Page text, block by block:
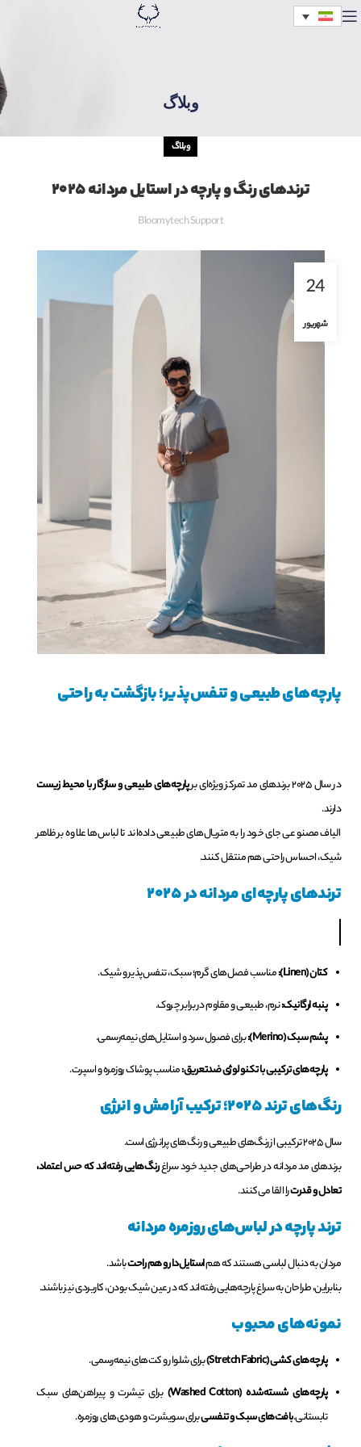
وبلاگ
وبلاگ
ترندهای رنگ و پارچه در استایل مردانه ۲۰۲۵
Bloomytech Support
24
شهریور
پارچه‌های طبیعی و تنفس‌پذیر؛ بازگشت به راحتی
در سال ۲۰۲۵ برندهای مد تمرکز ویژه‌ای بر
پارچه‌های طبیعی و سازگار با محیط زیست
دارند.
الیاف مصنوعی جای خود را به متریال‌های طبیعی داده‌اند تا لباس‌ها علاوه بر ظاهر
شیک، احساس راحتی هم منتقل کنند.
ترندهای پارچه‌ای مردانه در ۲۰۲۵
کتان (Linen):
مناسب فصل‌های گرم؛ سبک، تنفس‌پذیر و شیک.
پنبه ارگانیک:نرم، طبیعی و مقاوم در برابر چروک.
پشم سبک (Merino):
برای فصول سرد و استایل‌های نیمه‌رسمی.
پارچه‌های ترکیبی با تکنولوژی ضدتعریق:مناسب پوشاک روزمره و اسپرت.
رنگ‌های ترند ۲۰۲۵؛ ترکیب آرامش و انرژی
سال ۲۰۲۵ ترکیبی از رنگ‌های طبیعی و رنگ‌های پرانرژی است.
برندهای مد مردانه در طراحی‌های جدید خود سراغرنگ‌هایی رفته‌اند که حس اعتماد،
تعادل و قدرترا القا می‌کنند.
ترند پارچه در لباس‌های روزمره مردانه
مردان به دنبال لباسی هستند که هماستایل‌دار و هم راحتباشد.
بنابراین، طراحان به سراغ پارچه‌هایی رفته‌اند که در عین شیک بودن، کاربردی نیز باشند.
نمونه‌های محبوب
پارچه‌های کشی (Stretch Fabric)
برای شلوار و کت‌های نیمه‌رسمی.
پارچه‌های شسته‌شده (Washed Cotton)
برای تیشرت و پیراهن‌های سبک
تابستانی.بافت‌های سبک و تنفسیبرای سویشرت و هودی‌های روزمره.